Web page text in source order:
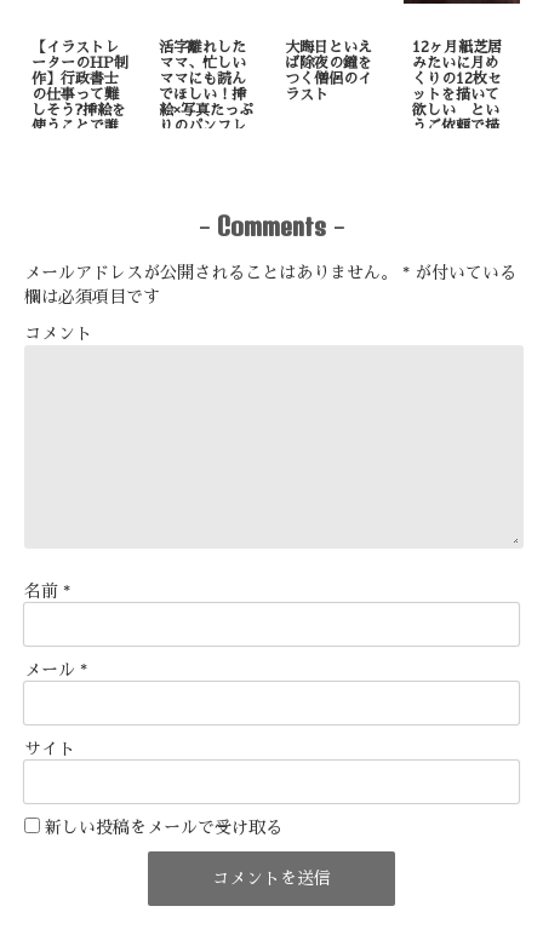
【イラストレ
ーターのHP制
作】行政書士
の仕事って難
しそう?挿絵を
使うことで誰
活字離れした
ママ、忙しい
ママにも読ん
でほしい！挿
絵×写真たっぷ
りのパンフレ
大晦日といえ
ば除夜の鐘を
つく僧侶のイ
ラスト
12ヶ月紙芝居
みたいに月め
くりの12枚セ
ットを描いて
欲しい とい
うご依頼で描
- Comments -
メールアドレスが公開されることはありません。 * が付いている
欄は必須項目です
コメント
名前 *
メール *
サイト
新しい投稿をメールで受け取る